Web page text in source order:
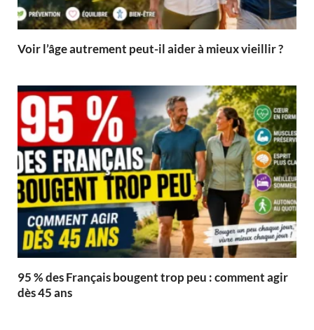
Voir l’âge autrement peut-il aider à mieux vieillir ?
95 % des Français bougent trop peu : comment agir
dès 45 ans